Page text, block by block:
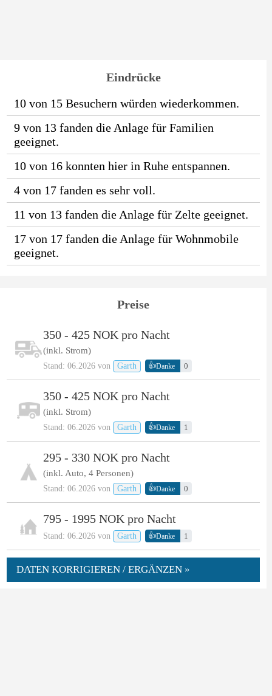
Eindrücke
10 von 15 Besuchern würden wiederkommen.
9 von 13 fanden die Anlage für Familien
geeignet.
10 von 16 konnten hier in Ruhe entspannen.
4 von 17 fanden es sehr voll.
11 von 13 fanden die Anlage für Zelte geeignet.
17 von 17 fanden die Anlage für Wohnmobile
geeignet.
Preise
350 - 425 NOK pro Nacht
(inkl. Strom)
Stand: 06.2026 von Garth 👍Danke 0
350 - 425 NOK pro Nacht
(inkl. Strom)
Stand: 06.2026 von Garth 👍Danke 1
295 - 330 NOK pro Nacht
(inkl. Auto, 4 Personen)
Stand: 06.2026 von Garth 👍Danke 0
795 - 1995 NOK pro Nacht
Stand: 06.2026 von Garth 👍Danke 1
DATEN KORRIGIEREN / ERGÄNZEN »